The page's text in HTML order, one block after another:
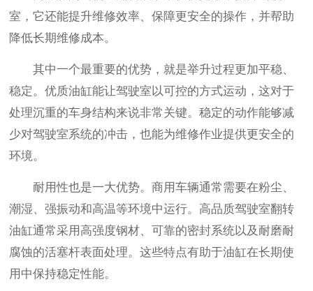
室，它还能提升维修效率、保障更安全的操作，并帮助
降低长期维修成本。
其中一个最重要的优势，就是举升过程更加平稳、
稳定。优质油缸能让驾驶室以可控的方式运动，这对于
处理沉重的车身结构来说非常关键。稳定的动作能够减
少对驾驶室系统的冲击，也能为维修作业提供更安全的
环境。
耐用性也是一大优势。商用车辆通常需要在粉尘、
潮湿、强振动和高温等环境中运行。高品质驾驶室翻转
油缸通常采用高强度钢材、可靠的密封系统以及耐磨耐
腐蚀的活塞杆表面处理。这些特点有助于油缸在长期使
用中保持稳定性能。